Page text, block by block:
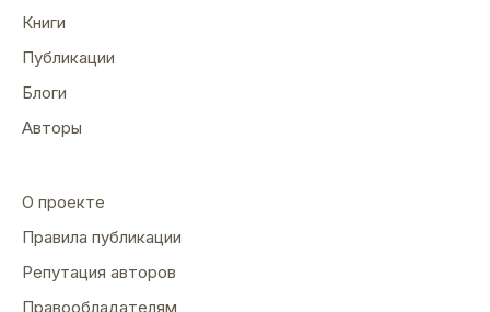
Книги
Публикации
Блоги
Авторы
О проекте
Правила публикации
Репутация авторов
Правообладателям